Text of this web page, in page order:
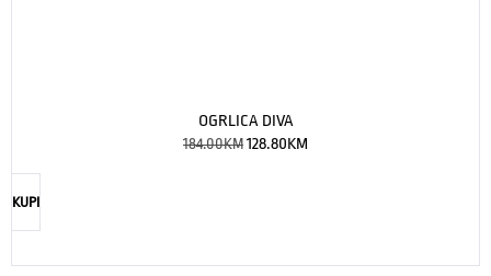
OGRLICA DIVA
184.00KM128.80KM
KUPI